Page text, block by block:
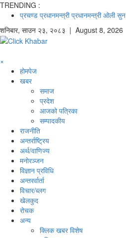
TRENDING :
प्रचण्ड प्रधानमन्त्री प्रधानमन्त्री ओली सुन
शनिबार, साउन २३, २०८३ | August 8, 2026
×
होमपेज
खबर
समाज
प्रदेश
आजको पत्रिका
सम्पादकीय
राजनीति
अन्तर्राष्ट्रिय
अर्थ/वाणिज्य
मनाेरञ्जन
विज्ञान प्रविधि
अन्तरर्वार्ता
विचार/ब्लग
खेलकुद
रोचक
अन्य
क्लिक खबर विशेष